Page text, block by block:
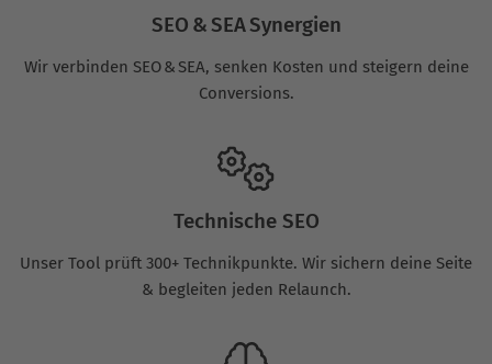
SEO & SEA Synergien
Wir verbinden SEO & SEA, senken Kosten und steigern deine
Conversions.
Technische SEO
Unser Tool prüft 300+ Technikpunkte. Wir sichern deine Seite
& begleiten jeden Relaunch.